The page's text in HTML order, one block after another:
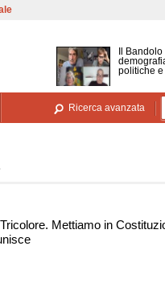
principale
Il
politiche
Ricerca avanzata
Mettiamo in